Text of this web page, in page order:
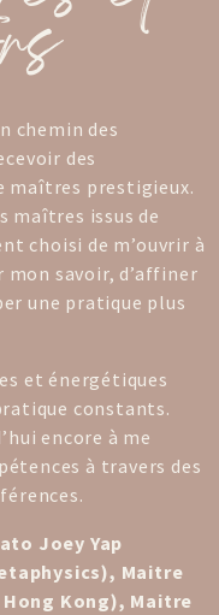
chemin des
des
maîtres prestigieux.
maîtres issus de
choisi de m’ouvrir à
savoir, d’affiner
une pratique plus
et énergétiques
constants.
encore à me
à travers des
Joey Yap
Maitre
Kong), Maitre